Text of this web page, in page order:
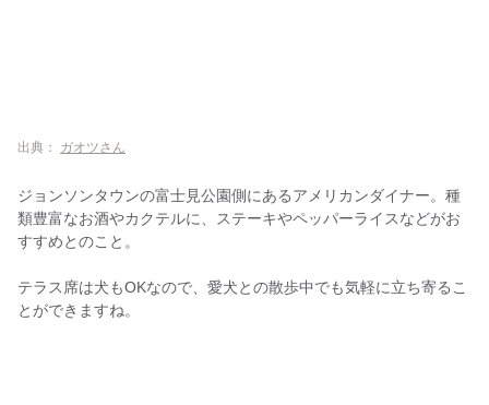
出典： ガオツさん
ジョンソンタウンの富士見公園側にあるアメリカンダイナー。種
類豊富なお酒やカクテルに、ステーキやペッパーライスなどがお
すすめとのこと。
テラス席は犬もOKなので、愛犬との散歩中でも気軽に立ち寄るこ
とができますね。